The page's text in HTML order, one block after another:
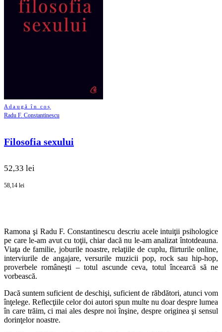
Adaugă în coș
Radu F. Constantinescu
Filosofia sexului
52,33 lei
58,14 lei
Ramona şi Radu F. Constantinescu descriu acele intuiţii psihologice
pe care le-am avut cu toţii, chiar dacă nu le-am analizat întotdeauna.
Viaţa de familie, joburile noastre, relaţiile de cuplu, flirturile online,
interviurile de angajare, versurile muzicii pop, rock sau hip-hop,
proverbele româneşti – totul ascunde ceva, totul încearcă să ne
vorbească.
Dacă suntem suficient de deschişi, suficient de răbdători, atunci vom
înţelege. Reflecţiile celor doi autori spun multe nu doar despre lumea
în care trăim, ci mai ales despre noi înşine, despre originea şi sensul
dorinţelor noastre.